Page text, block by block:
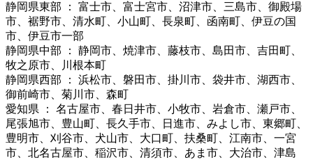
静岡県東部 ： 富士市、富士宮市、沼津市、三島市、御殿場
市、裾野市、清水町、小山町、長泉町、函南町、伊豆の国
市、伊豆市一部
静岡県中部 ： 静岡市、焼津市、藤枝市、島田市、吉田町、
牧之原市、川根本町
静岡県西部 ： 浜松市、磐田市、掛川市、袋井市、湖西市、
御前崎市、菊川市、森町
愛知県 ： 名古屋市、春日井市、小牧市、岩倉市、瀬戸市、
尾張旭市、豊山町、長久手市、日進市、みよし市、東郷町、
豊明市、刈谷市、犬山市、大口町、扶桑町、江南市、一宮
市、北名古屋市、稲沢市、清須市、あま市、大治市、津島